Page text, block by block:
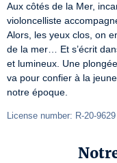
Aux côtés de la Mer,
violoncelliste
Alors, les yeux clos, on
de la mer… Et s’écrit
et lumineux. Une
va pour confier à la
notre époque.
License number: R-20-